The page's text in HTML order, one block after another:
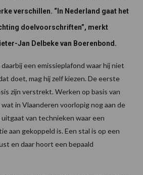
verschillen. “In Nederland gaat het
doelvoorschriften”, merkt
Jan Delbeke van Boerenbond.
een emissieplafond waar hij niet
doet, mag hij zelf kiezen. De eerste
zijn verstrekt. Werken op basis van
in Vlaanderen voorlopig nog aan de
van technieken waar een
aan gekoppeld is. Een stal is op een
en daar hoort een bepaald